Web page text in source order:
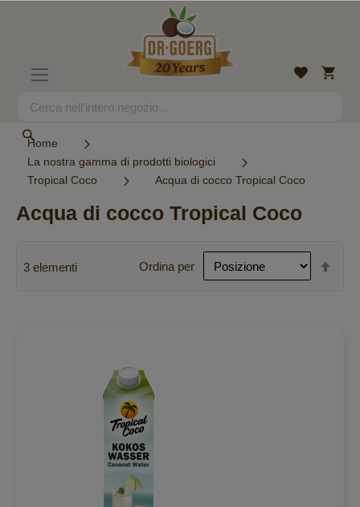
Search
Lista
Home
La nostra gamma di prodotti biologici
Tropical Coco
Acqua di cocco Tropical Coco
Acqua di cocco Tropical Coco
3 elementi Ordina per